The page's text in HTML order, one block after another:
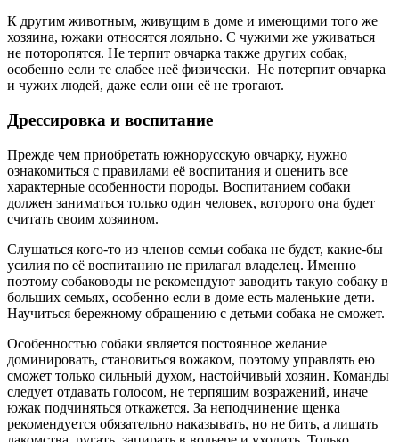
К другим животным, живущим в доме и имеющими того же
хозяина, южаки относятся лояльно. С чужими же уживаться
не поторопятся. Не терпит овчарка также других собак,
особенно если те слабее неё физически. Не потерпит овчарка
и чужих людей, даже если они её не трогают.
Дрессировка и воспитание
Прежде чем приобретать южнорусскую овчарку, нужно
ознакомиться с правилами её воспитания и оценить все
характерные особенности породы. Воспитанием собаки
должен заниматься только один человек, которого она будет
считать своим хозяином.
Слушаться кого-то из членов семьи собака не будет, какие-бы
усилия по её воспитанию не прилагал владелец. Именно
поэтому собаководы не рекомендуют заводить такую собаку в
больших семьях, особенно если в доме есть маленькие дети.
Научиться бережному обращению с детьми собака не сможет.
Особенностью собаки является постоянное желание
доминировать, становиться вожаком, поэтому управлять ею
сможет только сильный духом, настойчивый хозяин. Команды
следует отдавать голосом, не терпящим возражений, иначе
южак подчиняться откажется. За неподчинение щенка
рекомендуется обязательно наказывать, но не бить, а лишать